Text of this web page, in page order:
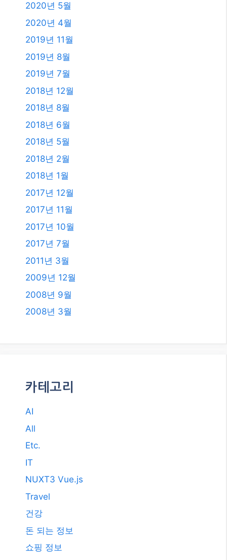
2020년 5월
2020년 4월
2019년 11월
2019년 8월
2019년 7월
2018년 12월
2018년 8월
2018년 6월
2018년 5월
2018년 2월
2018년 1월
2017년 12월
2017년 11월
2017년 10월
2017년 7월
2011년 3월
2009년 12월
2008년 9월
2008년 3월
카테고리
AI
All
Etc.
IT
NUXT3 Vue.js
Travel
건강
돈 되는 정보
쇼핑 정보